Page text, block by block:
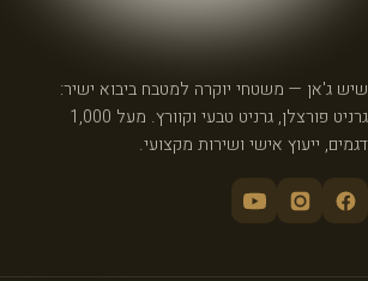
שיש ג'אן — משטחי יוקרה למטבח ביבוא ישיר:
גרניט פורצלן, גרניט טבעי וקוורץ. מעל 1,000
דגמים, ייעוץ אישי ושירות מקצועי.